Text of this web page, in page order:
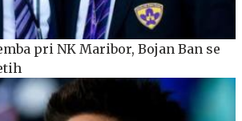
pri NK Maribor, Bojan Ban se